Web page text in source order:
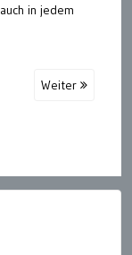
in jedem
Weiter